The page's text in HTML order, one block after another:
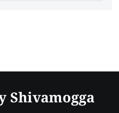
Shivamogga